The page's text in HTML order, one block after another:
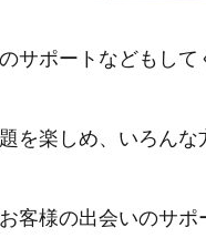
サポートなどもして
を楽しめ、いろんな
客様の出会いのサポ